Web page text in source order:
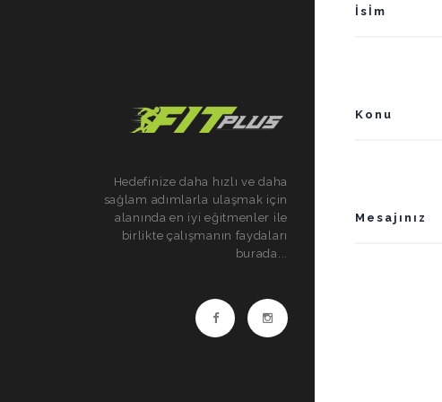
Hedefinize daha hızlı ve daha
sağlam adımlarla ulaşmak için
alanında en iyi eğitmenler ile
birlikte çalışmanın faydaları
burada...